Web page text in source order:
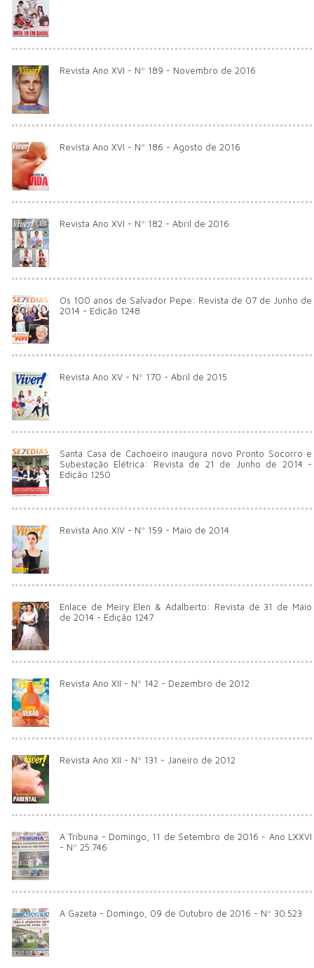
Revista Ano XVI - Nº 189 - Novembro de 2016
Revista Ano XVI - Nº 186 - Agosto de 2016
Revista Ano XVI - Nº 182 - Abril de 2016
Os 100 anos de Salvador Pepe: Revista de 07 de Junho de
2014 - Edição 1248
Revista Ano XV - Nº 170 - Abril de 2015
Santa Casa de Cachoeiro inaugura novo Pronto Socorro e
Subestação Elétrica: Revista de 21 de Junho de 2014 -
Edição 1250
Revista Ano XIV - Nº 159 - Maio de 2014
Enlace de Meiry Elen & Adalberto: Revista de 31 de Maio
de 2014 - Edição 1247
Revista Ano XII - Nº 142 - Dezembro de 2012
Revista Ano XII - Nº 131 - Janeiro de 2012
A Tribuna - Domingo, 11 de Setembro de 2016 - Ano LXXVI
- Nº 25.746
A Gazeta - Domingo, 09 de Outubro de 2016 - Nº 30.523